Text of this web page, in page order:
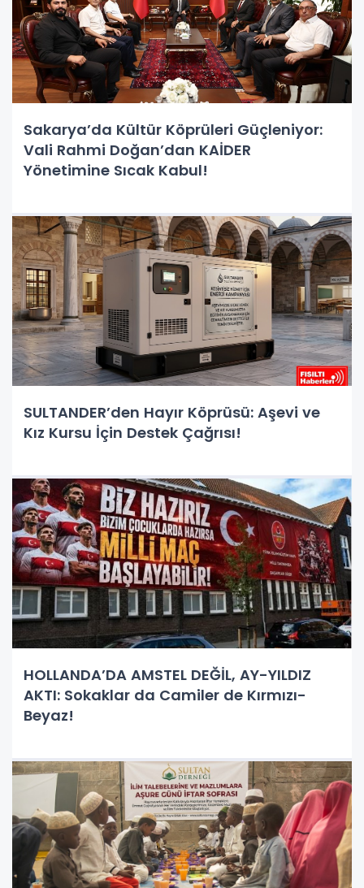
Sakarya’da Kültür Köprüleri Güçleniyor:
Vali Rahmi Doğan’dan KAİDER
Yönetimine Sıcak Kabul!
SULTANDER’den Hayır Köprüsü: Aşevi ve
Kız Kursu İçin Destek Çağrısı!
HOLLANDA’DA AMSTEL DEĞİL, AY-YILDIZ
AKTI: Sokaklar da Camiler de Kırmızı-
Beyaz!